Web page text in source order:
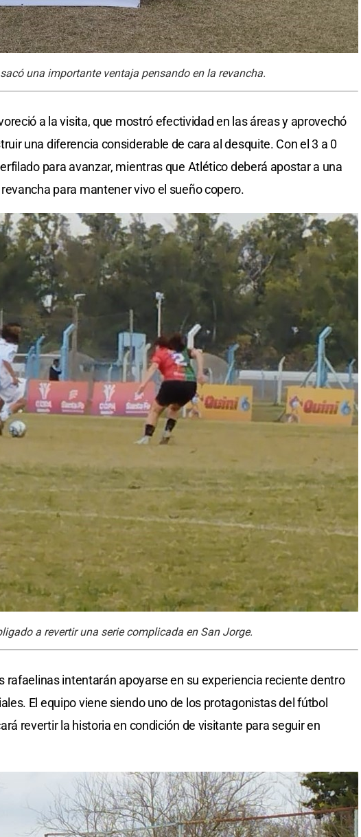
una importante ventaja pensando en la revancha.
a la visita, que mostró efectividad en las áreas y aprovechó
una diferencia considerable de cara al desquite. Con el 3 a 0
para avanzar, mientras que Atlético deberá apostar a una
para mantener vivo el sueño copero.
a revertir una serie complicada en San Jorge.
rafaelinas intentarán apoyarse en su experiencia reciente dentro
El equipo viene siendo uno de los protagonistas del fútbol
revertir la historia en condición de visitante para seguir en